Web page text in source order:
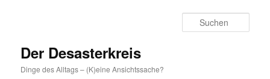
Der Desasterkreis
Dinge des Alltags – (K)eine Ansichtssache?